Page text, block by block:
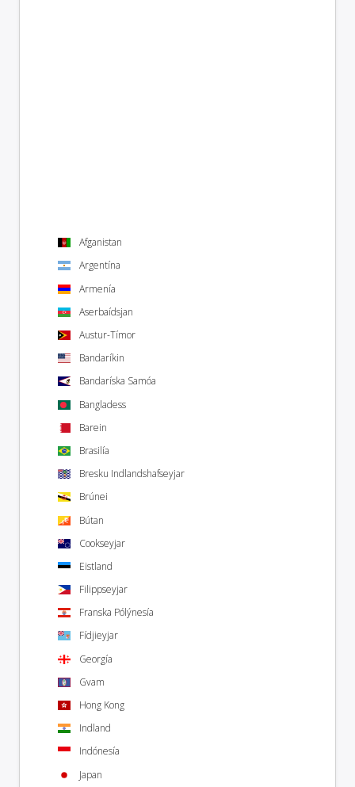
Afganistan
Argentína
Armenía
Aserbaídsjan
Austur-Tímor
Bandaríkin
Bandaríska Samóa
Bangladess
Barein
Brasilía
Bresku Indlandshafseyjar
Brúnei
Bútan
Cookseyjar
Eistland
Filippseyjar
Franska Pólýnesía
Fídjieyjar
Georgía
Gvam
Hong Kong
Indland
Indónesía
Japan